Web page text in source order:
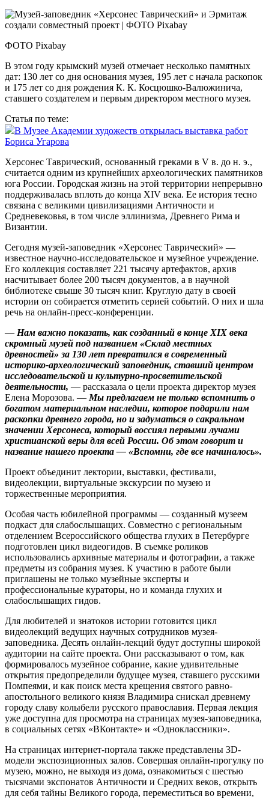
ФОТО Pixabay
В этом году крымский музей отмечает несколько памятных
дат: 130 лет со дня основания музея, 195 лет с начала раскопок
и 175 лет со дня рождения К. К. Косцюшко-Валюжинича,
ставшего создателем и первым директором местного музея.
Статья по теме:
В Музее Академии художеств открылась выставка работ
Бориса Угарова
Херсонес Таврический, основанный греками в V в. до н. э.,
считается одним из крупнейших археологических памятников
юга России. Городская жизнь на этой территории непрерывно
поддерживалась вплоть до конца XIV века. Ее история тесно
связана с великими цивилизациями Античности и
Средневековья, в том числе эллинизма, Древнего Рима и
Византии.
Сегодня музей-заповедник «Херсонес Таврический» —
известное научно-исследовательское и музейное учреждение.
Его коллекция составляет 221 тысячу артефактов, архив
насчитывает более 200 тысяч документов, а в научной
библиотеке свыше 30 тысяч книг. Круглую дату в своей
истории он собирается отметить серией событий. О них и шла
речь на онлайн-пресс-конференции.
— Нам важно показать, как созданный в конце ХIХ века
скромный музей под названием «Склад местных
древностей» за 130 лет превратился в современный
историко-археологический заповедник, ставший центром
исследовательской и культурно-просветительской
деятельности, — рассказала о цели проекта директор музея
Елена Морозова. —Мы предлагаем не только вспомнить о
богатом материальном наследии, которое подарили нам
раскопки древнего города, но и задуматься о сакральном
значении Херсонеса, который воссиял первыми лучами
христианской веры для всей России. Об этом говорит и
название нашего проекта — «Вспомни, где всe начиналось».
Проект объединит лектории, выставки, фестивали,
видеолекции, виртуальные экскурсии по музею и
торжественные мероприятия.
Особая часть юбилейной программы — созданный музеем
подкаст для слабослышащих. Совместно с региональным
отделением Всероссийского общества глухих в Петербурге
подготовлен цикл видеогидов. В съемке роликов
использовались архивные материалы и фотографии, а также
предметы из собрания музея. К участию в работе были
приглашены не только музейные эксперты и
профессиональные кураторы, но и команда глухих и
слабослышащих гидов.
Для любителей и знатоков истории готовится цикл
видеолекций ведущих научных сотрудников му­зея-
заповедника. Десять онлайн-лекций будут доступны широкой
аудитории на сайте проекта. Они рассказывают о том, как
формировалось музейное собрание, какие удивительные
открытия предопределили будущее музея, ставшего русскими
Помпеями, и как поиск места крещения святого равно­
апостольного великого князя Владимира снискал древнему
городу славу колыбели русского православия. Первая лекция
уже доступна для просмотра на страницах му­зея-заповедника,
в социальных сетях «ВКонтакте» и «Одноклассники».
На страницах интернет-портала также представлены 3D-
модели экспозиционных залов. Совершая онлайн-прогулку по
музею, можно, не выходя из дома, ознакомиться с шестью
тысячами экспонатов Античности и Средних веков, открыть
для себя тайны Великого города, переместиться во времени,